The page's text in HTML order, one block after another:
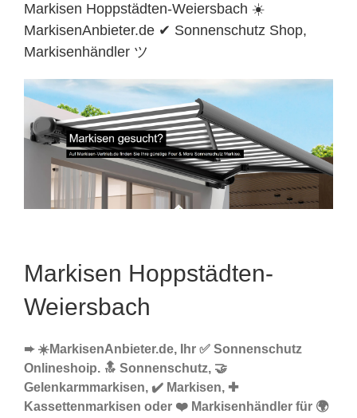
Markisen Hoppstädten-Weiersbach ☀️
MarkisenAnbieter.de ✔ Sonnenschutz Shop,
Markisenhändler ツ
Markisen Hoppstädten-
Weiersbach
➨ ☀️MarkisenAnbieter.de, Ihr ✅ Sonnenschutz
Onlineshoip. 🔝 Sonnenschutz, 🤝
Gelenkarmmarkisen, ✔️ Markisen, ✚
Kassettenmarkisen oder ❤️ Markisenhändler für 🌍